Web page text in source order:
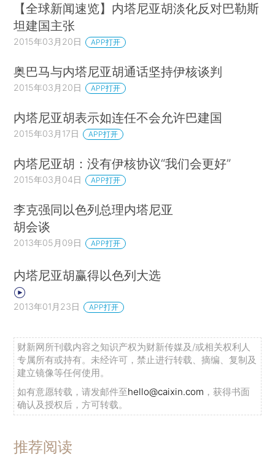
【全球新闻速览】内塔尼亚胡淡化反对巴勒斯
坦建国主张
2015年03月20日 APP打开
奥巴马与内塔尼亚胡通话坚持伊核谈判
2015年03月20日 APP打开
内塔尼亚胡表示如连任不会允许巴建国
2015年03月17日 APP打开
内塔尼亚胡：没有伊核协议“我们会更好”
2015年03月04日 APP打开
李克强同以色列总理内塔尼亚
胡会谈
2013年05月09日 APP打开
内塔尼亚胡赢得以色列大选
2013年01月23日 APP打开
财新网所刊载内容之知识产权为财新传媒及/或相关权利人
专属所有或持有。未经许可，禁止进行转载、摘编、复制及
建立镜像等任何使用。
如有意愿转载，请发邮件至hello@caixin.com ，获得书面
确认及授权后，方可转载。
推荐阅读